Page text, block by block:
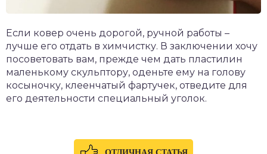
Если ковер очень дорогой, ручной работы –
лучше его отдать в химчистку. В заключении хочу
посоветовать вам, прежде чем дать пластилин
маленькому скульптору, оденьте ему на голову
косыночку, клеенчатый фартучек, отведите для
его деятельности специальный уголок.